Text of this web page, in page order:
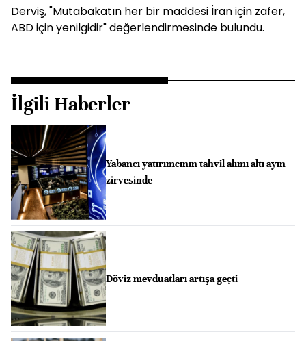
Derviş, "Mutabakatın her bir maddesi İran için zafer,
ABD için yenilgidir" değerlendirmesinde bulundu.
İlgili Haberler
Yabancı yatırımcının tahvil alımı altı ayın
zirvesinde
Döviz mevduatları artışa geçti